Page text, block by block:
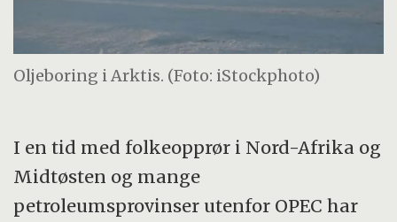
Oljeboring i Arktis. (Foto: iStockphoto)
I en tid med folkeopprør i Nord-Afrika og
Midtøsten og mange
petroleumsprovinser utenfor OPEC har